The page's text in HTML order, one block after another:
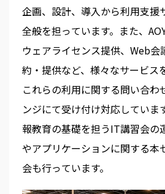
企画、設計、導入から利用支援
全般を担っています。また、
ウェアライセンス提供、Web会
約・提供など、様々なサービス
これらの利用に関する問い合わ
ンジにて受け付け対応していま
報教育の基礎を担うIT講習会の
やアプリケーションに関する本
会も行っています。